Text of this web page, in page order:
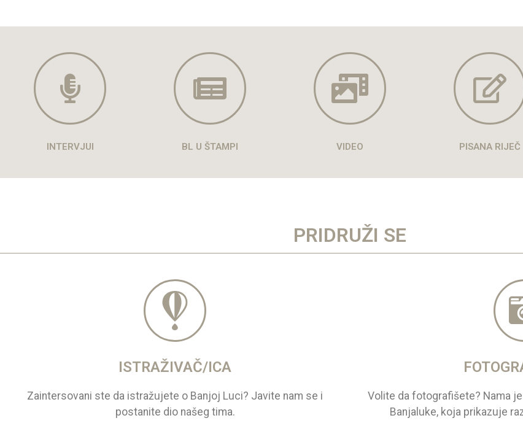
INTERVJUI BL U ŠTAMPI VIDEO PISANA RIJEČ
PRIDRUŽI SE
ISTRAŽIVAČ/ICA
Zaintersovani ste da istražujete o Banjoj Luci? Javite nam se i
postanite dio našeg tima.
Volite da fotografišete? Nama
Banjaluke, koja prikazuje